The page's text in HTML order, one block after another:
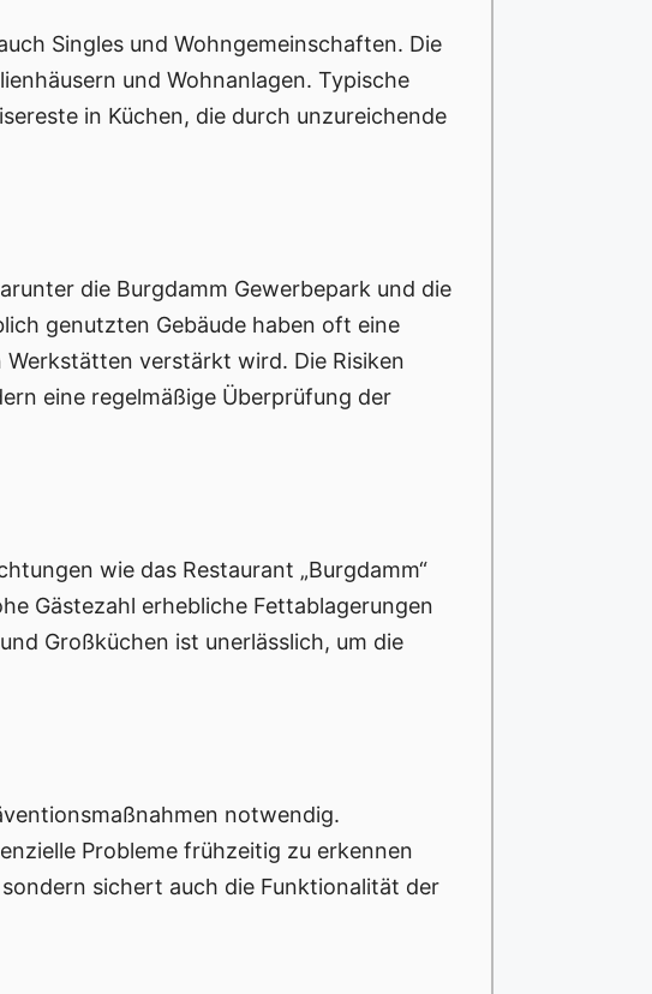
Singles und Wohngemeinschaften. Die
und Wohnanlagen. Typische
in Küchen, die durch unzureichende
die Burgdamm Gewerbepark und die
genutzten Gebäude haben oft eine
verstärkt wird. Die Risiken
eine regelmäßige Überprüfung der
wie das Restaurant „Burgdamm“
Gästezahl erhebliche Fettablagerungen
Großküchen ist unerlässlich, um die
notwendig.
Probleme frühzeitig zu erkennen
sichert auch die Funktionalität der